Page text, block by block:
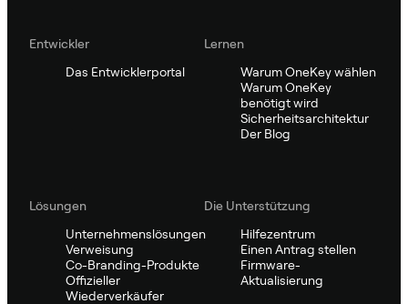
Entwickler
Das Entwicklerportal
Lernen
Warum OneKey wählen
Warum OneKey
benötigt wird
Sicherheitsarchitektur
Der Blog
Lösungen
Unternehmenslösungen
Verweisung
Co-Branding-Produkte
Offizieller
Wiederverkäufer
Die Unterstützung
Hilfezentrum
Einen Antrag stellen
Firmware-
Aktualisierung